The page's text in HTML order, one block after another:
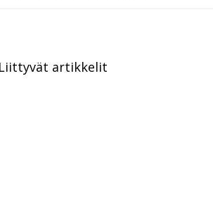
Liittyvät artikkelit